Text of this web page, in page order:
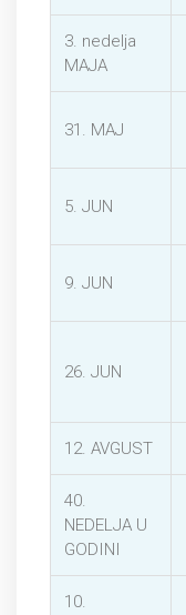
3. nedelja
MAJA
31. MAJ
5. JUN
9. JUN
26. JUN
12. AVGUST
40.
NEDELJA U
GODINI
10.